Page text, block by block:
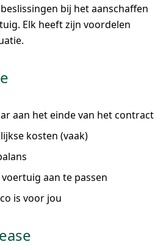
bij het aanschaffen
Elk heeft zijn voordelen
aan het einde van het contract
kosten (vaak)
aan te passen
is voor jou